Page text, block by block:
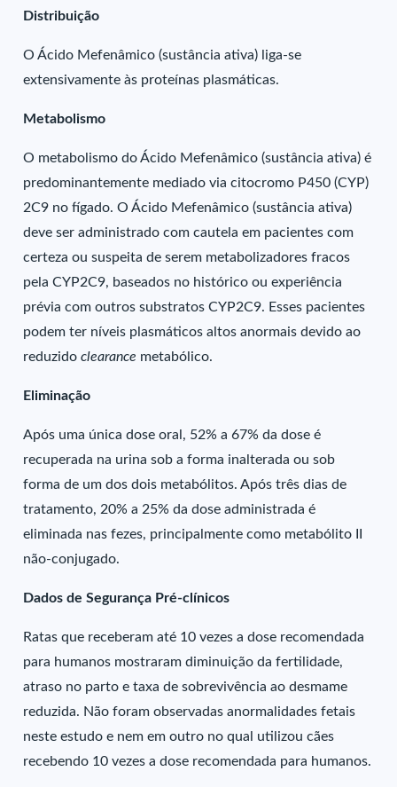
Distribuição
O Ácido Mefenâmico (sustância ativa) liga-se
extensivamente às proteínas plasmáticas.
Metabolismo
O metabolismo do Ácido Mefenâmico (sustância ativa) é
predominantemente mediado via citocromo P450 (CYP)
2C9 no fígado. O Ácido Mefenâmico (sustância ativa)
deve ser administrado com cautela em pacientes com
certeza ou suspeita de serem metabolizadores fracos
pela CYP2C9, baseados no histórico ou experiência
prévia com outros substratos CYP2C9. Esses pacientes
podem ter níveis plasmáticos altos anormais devido ao
reduzido clearance metabólico.
Eliminação
Após uma única dose oral, 52% a 67% da dose é
recuperada na urina sob a forma inalterada ou sob
forma de um dos dois metabólitos. Após três dias de
tratamento, 20% a 25% da dose administrada é
eliminada nas fezes, principalmente como metabólito II
não-conjugado.
Dados de Segurança Pré-clínicos
Ratas que receberam até 10 vezes a dose recomendada
para humanos mostraram diminuição da fertilidade,
atraso no parto e taxa de sobrevivência ao desmame
reduzida. Não foram observadas anormalidades fetais
neste estudo e nem em outro no qual utilizou cães
recebendo 10 vezes a dose recomendada para humanos.